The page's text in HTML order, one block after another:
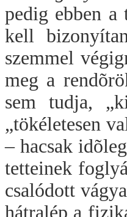
pedig ebben a
kell
szemmel
meg a
sem tudja,
„tökéletesen
– hacsak
tetteinek
csalódott
hátralép a